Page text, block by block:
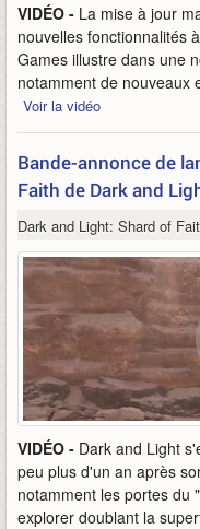
VIDÉO - La mise à jour
nouvelles fonctionnalités
Games illustre dans une
notamment de nouveaux
Voir la vidéo
Bande-annonce de
Faith de Dark and
Dark and Light: Shard of
VIDÉO - Dark and Light
peu plus d'un an après
notamment les portes du
explorer doublant la